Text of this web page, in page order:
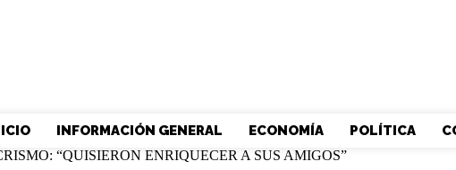
INFORMACIÓN GENERAL ECONOMÍA POLÍTICA
“QUISIERON ENRIQUECER A SUS AMIGOS”